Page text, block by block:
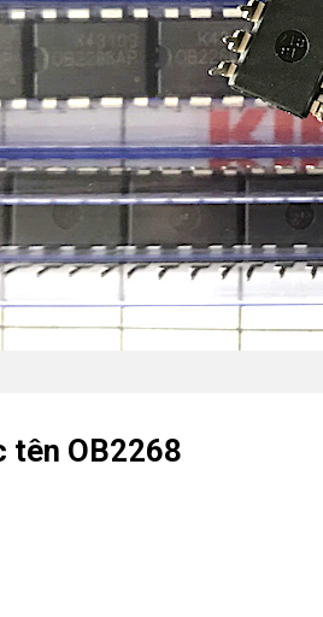
tên OB2268